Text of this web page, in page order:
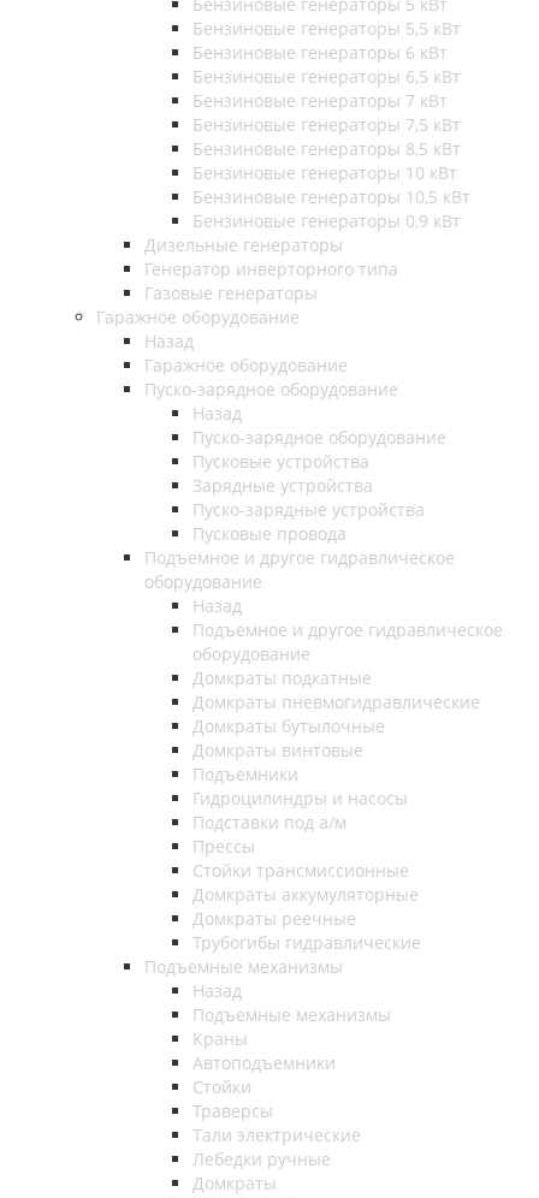
Бензиновые генераторы 5,5 кВт
Бензиновые генераторы 6 кВт
Бензиновые генераторы 6,5 кВт
Бензиновые генераторы 7 кВт
Бензиновые генераторы 7,5 кВт
Бензиновые генераторы 8,5 кВт
Бензиновые генераторы 10 кВт
Бензиновые генераторы 10,5 кВт
Бензиновые генераторы 0,9 кВт
Дизельные генераторы
Генератор инверторного типа
Газовые генераторы
Гаражное оборудование
Назад
Гаражное оборудование
Пуско-зарядное оборудование
Назад
Пуско-зарядное оборудование
Пусковые устройства
Зарядные устройства
Пуско-зарядные устройства
Пусковые провода
Подъемное и другое гидравлическое
оборудование
Назад
Подъемное и другое гидравлическое
оборудование
Домкраты подкатные
Домкраты пневмогидравлические
Домкраты бутылочные
Домкраты винтовые
Подъемники
Гидроцилиндры и насосы
Подставки под а/м
Прессы
Стойки трансмиссионные
Домкраты аккумуляторные
Домкраты реечные
Трубогибы гидравлические
Подъемные механизмы
Назад
Подъемные механизмы
Краны
Автоподъемники
Стойки
Траверсы
Тали электрические
Лебедки ручные
Домкраты